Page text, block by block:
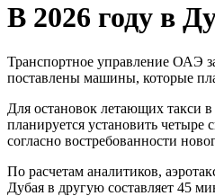
В 2026 году в
Транспортное управление ОАЭ
поставлены машины, которые
Для остановок летающих такси
планируется установить
согласно востребованности
По расчетам аналитиков,
Дубая в другую составляет 45